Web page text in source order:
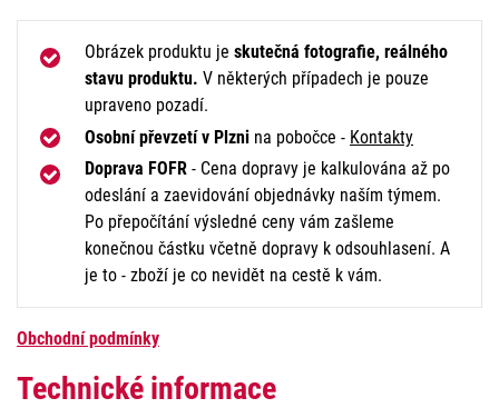
Obrázek produktu je skutečná fotografie, reálného
stavu produktu. V některých případech je pouze
upraveno pozadí.
Osobní převzetí v Plzni na pobočce - Kontakty
Doprava FOFR - Cena dopravy je kalkulována až po
odeslání a zaevidování objednávky naším týmem.
Po přepočítání výsledné ceny vám zašleme
konečnou částku včetně dopravy k odsouhlasení. A
je to - zboží je co nevidět na cestě k vám.
Obchodní podmínky
Technické informace